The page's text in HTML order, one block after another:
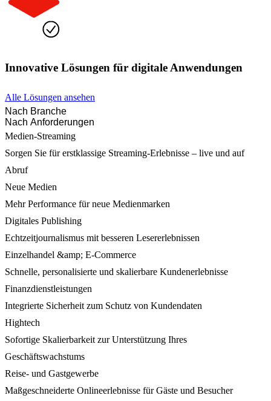
Innovative Lösungen für digitale Anwendungen
Alle Lösungen ansehen
Nach Branche
Nach Anforderungen
Medien-Streaming
Sorgen Sie für erstklassige Streaming-Erlebnisse – live und auf
Abruf
Neue Medien
Mehr Performance für neue Medienmarken
Digitales Publishing
Echtzeitjournalismus mit besseren Lesererlebnissen
Einzelhandel &amp; E-Commerce
Schnelle, personalisierte und skalierbare Kundenerlebnisse
Finanzdienstleistungen
Integrierte Sicherheit zum Schutz von Kundendaten
Hightech
Sofortige Skalierbarkeit zur Unterstützung Ihres
Geschäftswachstums
Reise- und Gastgewerbe
Maßgeschneiderte Onlineerlebnisse für Gäste und Besucher